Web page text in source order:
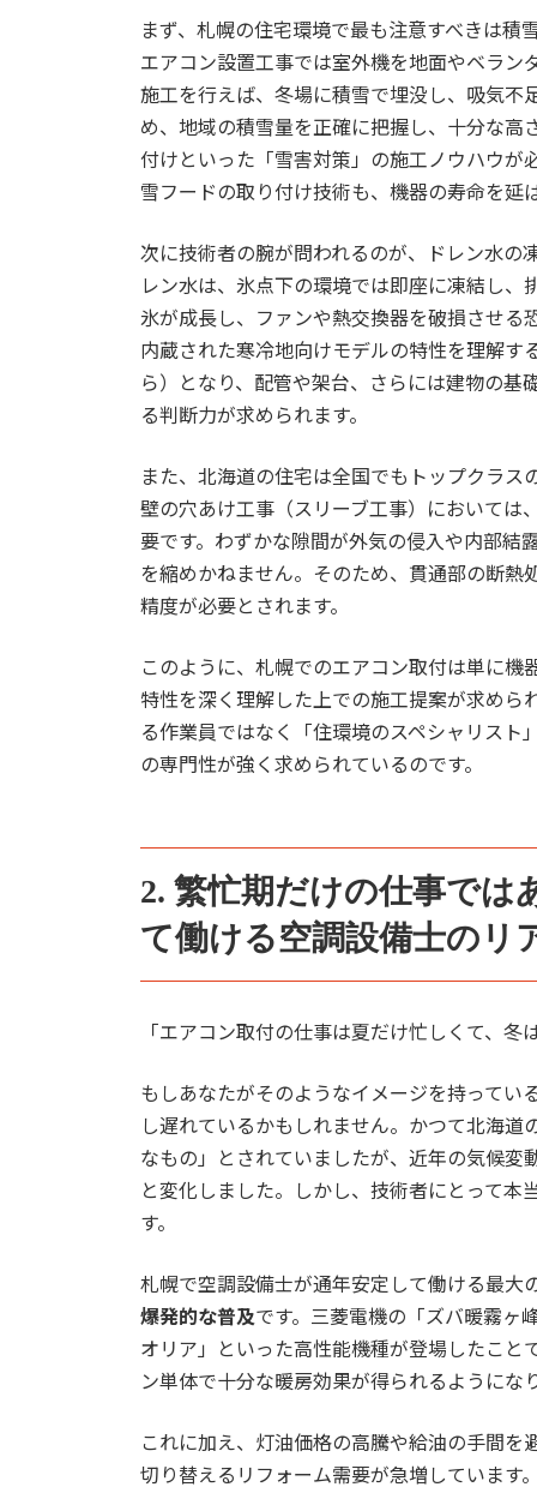
まず、札幌の住宅環境で最も注意すべきは
エアコン設置工事では室外機を地面やベラ
施工を行えば、冬場に積雪で埋没し、吸気不
め、地域の積雪量を正確に把握し、十分な
付けといった「雪害対策」の施工ノウハウ
雪フードの取り付け技術も、機器の寿命を延
次に技術者の腕が問われるのが、ドレン水の
レン水は、氷点下の環境では即座に凍結し
氷が成長し、ファンや熱交換器を破損させ
内蔵された寒冷地向けモデルの特性を理解
ら）となり、配管や架台、さらには建物の
る判断力が求められます。
また、北海道の住宅は全国でもトップクラ
壁の穴あけ工事（スリーブ工事）において
要です。わずかな隙間が外気の侵入や内部
を縮めかねません。そのため、貫通部の断
精度が必要とされます。
このように、札幌でのエアコン取付は単に
特性を深く理解した上での施工提案が求め
る作業員ではなく「住環境のスペシャリスト
の専門性が強く求められているのです。
2. 繁忙期だけの仕事では
て働ける空調設備士のリ
「エアコン取付の仕事は夏だけ忙しくて、冬
もしあなたがそのようなイメージを持って
し遅れているかもしれません。かつて北海
なもの」とされていましたが、近年の気候
と変化しました。しかし、技術者にとって
す。
札幌で空調設備士が通年安定して働ける最大
爆発的な普及です。三菱電機の「ズバ暖霧ヶ
オリア」といった高性能機種が登場したこ
ン単体で十分な暖房効果が得られるようにな
これに加え、灯油価格の高騰や給油の手間
切り替えるリフォーム需要が急増しています